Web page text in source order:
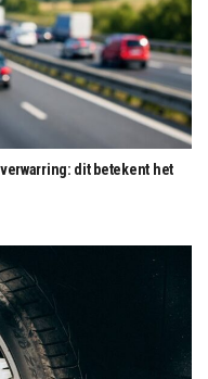
dit betekent het